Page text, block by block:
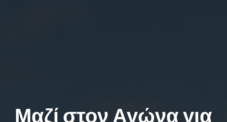
Μαζί στον Αγώνα για